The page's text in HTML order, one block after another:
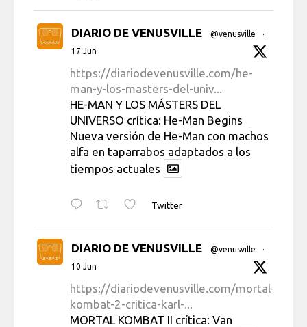
DIARIO DE VENUSVILLE @venusville
·
17 Jun
https://diariodevenusville.com/he-
man-y-los-masters-del-univ...
HE-MAN Y LOS MÁSTERS DEL
UNIVERSO crítica: He-Man Begins
Nueva versión de He-Man con machos
alfa en taparrabos adaptados a los
tiempos actuales
Twitter
DIARIO DE VENUSVILLE @venusville
·
10 Jun
https://diariodevenusville.com/mortal-
kombat-2-critica-karl-...
MORTAL KOMBAT II crítica: Van